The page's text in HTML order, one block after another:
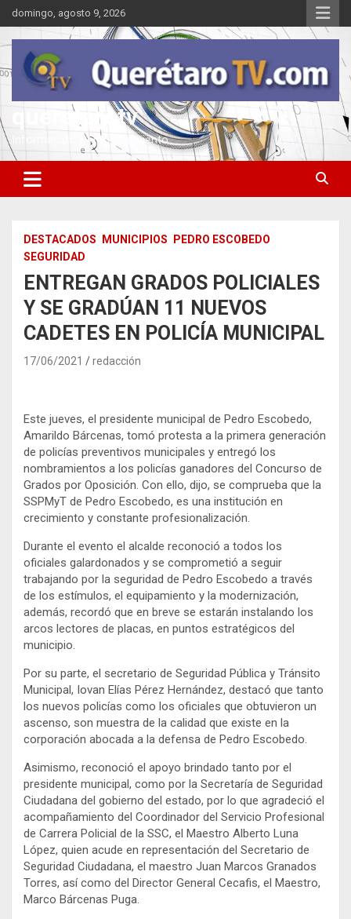
Saltar
al
contenido
domingo, agosto 9, 2026
queretarotv
Información y entretenimiento
DESTACADOS MUNICIPIOS
PEDRO ESCOBEDO
SEGURIDAD
ENTREGAN GRADOS POLICIALES
Y SE GRADÚAN 11 NUEVOS
CADETES EN POLICÍA MUNICIPAL
17/06/2021 redacción
Este jueves, el presidente municipal de Pedro Escobedo,
Amarildo Bárcenas, tomó protesta a la primera generación
de policías preventivos municipales y entregó los
nombramientos a los policías ganadores del Concurso de
Grados por Oposición. Con ello, dijo, se comprueba que la
SSPMyT de Pedro Escobedo, es una institución en
crecimiento y constante profesionalización.
Durante el evento el alcalde reconoció a todos los
oficiales galardonados y se comprometió a seguir
trabajando por la seguridad de Pedro Escobedo a través
de los estímulos, el equipamiento y la modernización,
además, recordó que en breve se estarán instalando los
arcos lectores de placas, en puntos estratégicos del
municipio.
Por su parte, el secretario de Seguridad Pública y Tránsito
Municipal, Iovan Elías Pérez Hernández, destacó que tanto
los nuevos policías como los oficiales que obtuvieron un
ascenso, son muestra de la calidad que existe en la
corporación abocada a la defensa de Pedro Escobedo.
Asimismo, reconoció el apoyo brindado tanto por el
presidente municipal, como por la Secretaría de Seguridad
Ciudadana del gobierno del estado, por lo que agradeció el
acompañamiento del Coordinador del Servicio Profesional
de Carrera Policial de la SSC, el Maestro Alberto Luna
López, quien acude en representación del Secretario de
Seguridad Ciudadana, el maestro Juan Marcos Granados
Torres, así como del Director General Cecafis, el Maestro,
Marco Bárcenas Puga.